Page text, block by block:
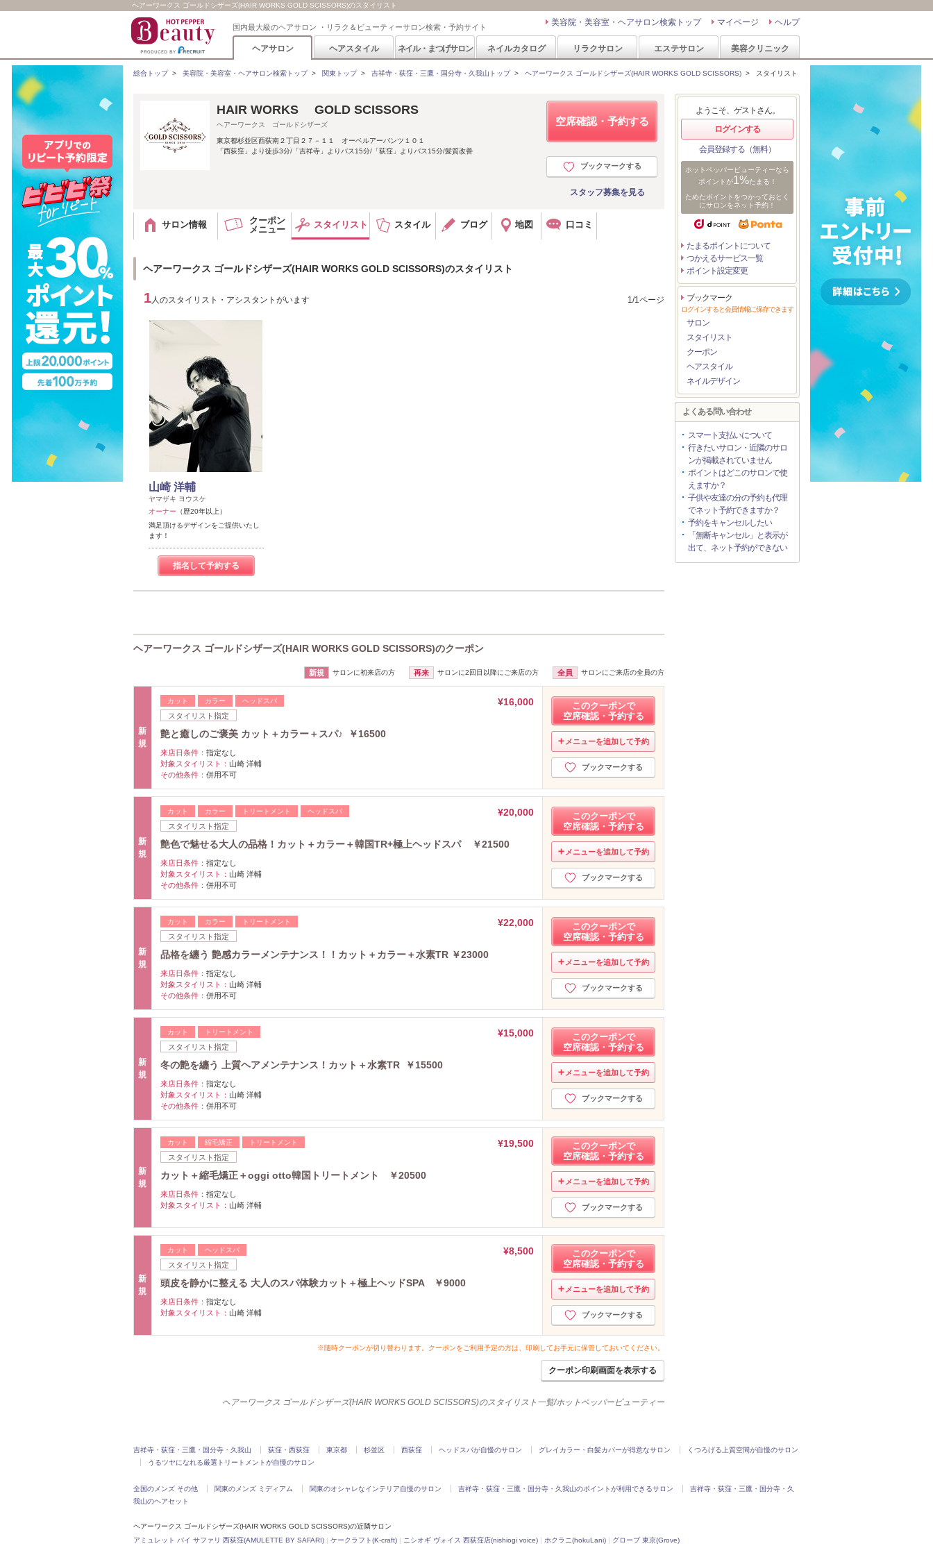
ヘアーワークス ゴールドシザーズ(HAIR WORKS GOLD SCISSORS)のスタイリスト
国内最大級のヘアサロン ・リラク＆ビューティーサロン検索・予約サイト ヘルプ
マイページ
美容院・美容室・ヘアサロン検索トップ
ヘアサロン ヘアスタイル ネイル・まつげサロン ネイルカタログ リラクサロン エステサロン 美容クリニック
総合トップ> 美容院・美容室・ヘアサロン検索トップ> 関東トップ> 吉祥寺・荻窪・三鷹・国分寺・久我山トップ> ヘアーワークス ゴールドシザーズ(HAIR WORKS GOLD SCISSORS) > スタイリスト
空席確認・予約する
ブックマークする
スタッフ募集を見る
HAIR WORKS GOLD SCISSORS
ヘアーワークス ゴールドシザーズ
東京都杉並区西荻南２丁目２７－１１ オーベルアーバンツ１０１
「西荻窪」より徒歩3分/「吉祥寺」よりバス15分/「荻窪」よりバス15分/髪質改善
サロン情報
クーポン
メニュー
スタイリスト スタイル ブログ 地図 口コミ
ヘアーワークス ゴールドシザーズ(HAIR WORKS GOLD SCISSORS)のスタイリスト
1 人のスタイリスト・アシスタントがいます 1/1ページ
山崎 洋輔
ヤマザキ ヨウスケ
オーナー （歴20年以上）
満足頂けるデザインをご提供いたし
ます！
指名して予約する
ヘアーワークス ゴールドシザーズ(HAIR WORKS GOLD SCISSORS)のクーポン
新規 サロンに初来店の方 再来 サロンに2回目以降にご来店の方 全員 サロンにご来店の全員の方
新
規
カット カラー ヘッドスパ
スタイリスト指定
¥16,000
艶と癒しのご褒美 カット＋カラー＋スパ♪ ￥16500
来店日条件： 指定なし
対象スタイリスト： 山崎 洋輔
その他条件： 併用不可
このクーポンで
空席確認・予約する
メニューを追加して予約
ブックマークする
新
規
カット カラー トリートメント ヘッドスパ
スタイリスト指定
¥20,000
艶色で魅せる大人の品格！カット＋カラー＋韓国TR+極上ヘッドスパ ￥21500
来店日条件： 指定なし
対象スタイリスト： 山崎 洋輔
その他条件： 併用不可
このクーポンで
空席確認・予約する
メニューを追加して予約
ブックマークする
新
規
カット カラー トリートメント
スタイリスト指定
¥22,000
品格を纏う 艶感カラーメンテナンス！！カット＋カラー＋水素TR ￥23000
来店日条件： 指定なし
対象スタイリスト： 山崎 洋輔
その他条件： 併用不可
このクーポンで
空席確認・予約する
メニューを追加して予約
ブックマークする
新
規
カット トリートメント
スタイリスト指定
¥15,000
冬の艶を纏う 上質ヘアメンテナンス！カット＋水素TR ￥15500
来店日条件： 指定なし
対象スタイリスト： 山崎 洋輔
その他条件： 併用不可
このクーポンで
空席確認・予約する
メニューを追加して予約
ブックマークする
新
規
カット 縮毛矯正 トリートメント
スタイリスト指定
¥19,500
カット＋縮毛矯正＋oggi otto韓国トリートメント ￥20500
来店日条件： 指定なし
対象スタイリスト： 山崎 洋輔
このクーポンで
空席確認・予約する
メニューを追加して予約
ブックマークする
新
規
カット ヘッドスパ
スタイリスト指定
¥8,500
頭皮を静かに整える 大人のスパ体験カット＋極上ヘッドSPA ￥9000
来店日条件： 指定なし
対象スタイリスト： 山崎 洋輔
このクーポンで
空席確認・予約する
メニューを追加して予約
ブックマークする
※随時クーポンが切り替わります。クーポンをご利用予定の方は、印刷してお手元に保管しておいてください。
クーポン印刷画面を表示する
ヘアーワークス ゴールドシザーズ(HAIR WORKS GOLD SCISSORS)のスタイリスト一覧/ホットペッパービューティー
ようこそ、ゲストさん。
ログインする
会員登録する（無料）
ホットペッパービューティーなら
ポイントが1%たまる！
ためたポイントをつかっておとく
にサロンをネット予約！
たまるポイントについて
つかえるサービス一覧
ポイント設定変更
ブックマーク
ログインすると会員情報に保存できます
サロン
スタイリスト
クーポン
ヘアスタイル
ネイルデザイン
よくある問い合わせ
スマート支払いについて
行きたいサロン・近隣のサロ
ンが掲載されていません
ポイントはどこのサロンで使
えますか？
子供や友達の分の予約も代理
でネット予約できますか？
予約をキャンセルしたい
「無断キャンセル」と表示が
出て、ネット予約ができない
吉祥寺・荻窪・三鷹・国分寺・久我山 荻窪・西荻窪 東京都 杉並区 西荻窪 ヘッドスパが自慢のサロン グレイカラー・白髪カバーが得意なサロン
くつろげる上質空間が自慢のサロン
うるツヤになれる厳選トリートメントが自慢のサロン
全国のメンズ その他 関東のメンズ ミディアム 関東のオシャレなインテリア自慢のサロン 吉祥寺・荻窪・三鷹・国分寺・久我山のポイントが利用できるサロン
吉祥寺・荻窪・三鷹・国分寺・久
我山のヘアセット
ヘアーワークス ゴールドシザーズ(HAIR WORKS GOLD SCISSORS)の近隣サロン
アミュレット バイ サファリ 西荻窪(AMULETTE BY SAFARI) | ケークラフト(K-craft) | ニシオギ ヴォイス 西荻窪店(nishiogi voice) | ホクラニ(hokuLani) | グローブ 東京(Grove)